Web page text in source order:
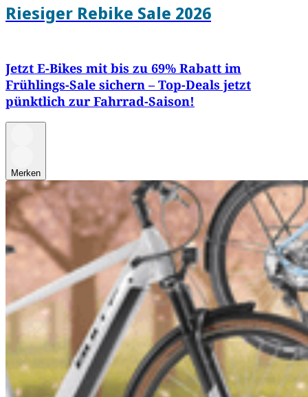
Riesiger Rebike Sale 2026
Jetzt E-Bikes mit bis zu 69% Rabatt im
Frühlings-Sale sichern – Top-Deals jetzt
pünktlich zur Fahrrad-Saison!
Merken